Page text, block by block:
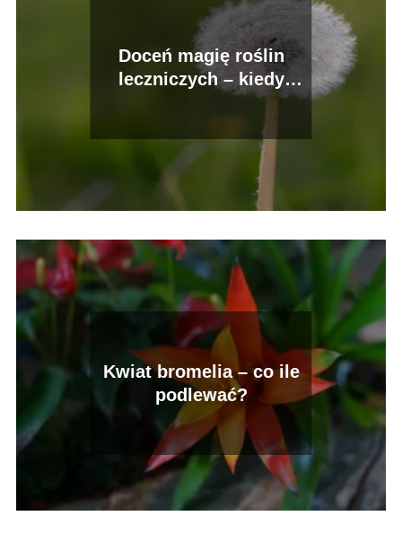
Doceń magię roślin
leczniczych – kiedy
kwitnie mniszek lekarski
Kwiat bromelia – co ile
podlewać?